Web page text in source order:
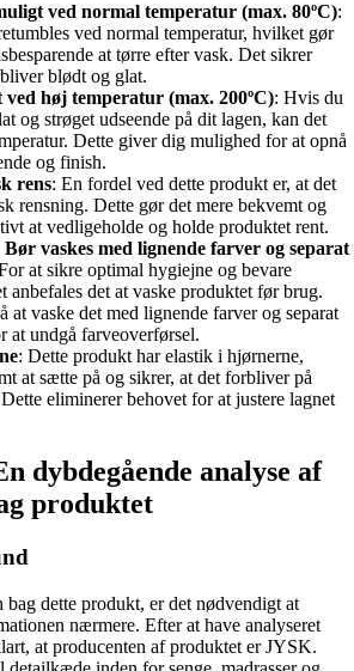
ved normal temperatur (max. 80ºC):
ved normal temperatur, hvilket gør
at tørre efter vask. Det sikrer
blødt og glat.
høj temperatur (max. 200ºC): Hvis du
og strøget udseende på dit lagen, kan det
Dette giver dig mulighed for at opnå
og finish.
rens: En fordel ved dette produkt er, at det
rensning. Dette gør det mere bekvemt og
at vedligeholde og holde produktet rent.
vaskes med lignende farver og separat
at sikre optimal hygiejne og bevare
anbefales det at vaske produktet før brug.
at vaske det med lignende farver og separat
at undgå farveoverførsel.
: Dette produkt har elastik i hjørnerne,
at sætte på og sikrer, at det forbliver på
eliminerer behovet for at justere lagnet
dybdegående analyse af
produktet
bag dette produkt, er det nødvendigt at
nærmere. Efter at have analyseret
at producenten af produktet er JYSK.